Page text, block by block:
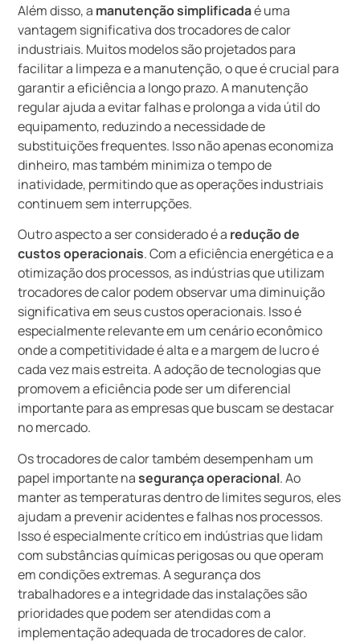
Além disso, a manutenção simplificadaé uma
vantagem significativa dos trocadores de calor
industriais. Muitos modelos são projetados para
facilitar a limpeza e a manutenção, o que é crucial para
garantir a eficiência a longo prazo. A manutenção
regular ajuda a evitar falhas e prolonga a vida útil do
equipamento, reduzindo a necessidade de
substituições frequentes. Isso não apenas economiza
dinheiro, mas também minimiza o tempo de
inatividade, permitindo que as operações industriais
continuem sem interrupções.
Outro aspecto a ser considerado é a redução de
custos operacionais. Com a eficiência energética e a
otimização dos processos, as indústrias que utilizam
trocadores de calor podem observar uma diminuição
significativa em seus custos operacionais. Isso é
especialmente relevante em um cenário econômico
onde a competitividade é alta e a margem de lucro é
cada vez mais estreita. A adoção de tecnologias que
promovem a eficiência pode ser um diferencial
importante para as empresas que buscam se destacar
no mercado.
Os trocadores de calor também desempenham um
papel importante nasegurança operacional. Ao
manter as temperaturas dentro de limites seguros, eles
ajudam a prevenir acidentes e falhas nos processos.
Isso é especialmente crítico em indústrias que lidam
com substâncias químicas perigosas ou que operam
em condições extremas. A segurança dos
trabalhadores e a integridade das instalações são
prioridades que podem ser atendidas com a
implementação adequada de trocadores de calor.